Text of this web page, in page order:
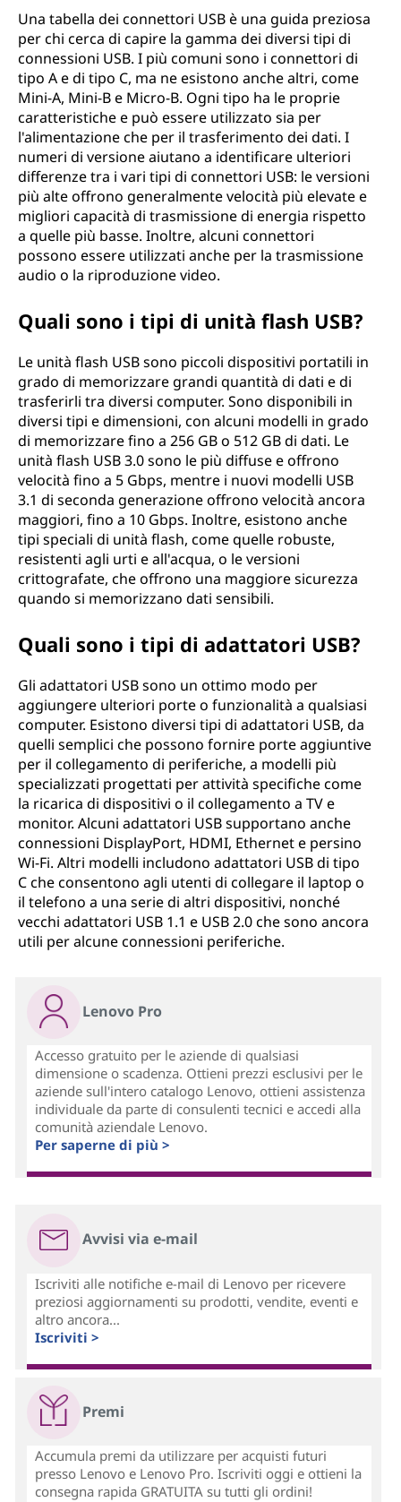
Una tabella dei connettori USB è una guida preziosa
per chi cerca di capire la gamma dei diversi tipi di
connessioni USB. I più comuni sono i connettori di
tipo A e di tipo C, ma ne esistono anche altri, come
Mini-A, Mini-B e Micro-B. Ogni tipo ha le proprie
caratteristiche e può essere utilizzato sia per
l'alimentazione che per il trasferimento dei dati. I
numeri di versione aiutano a identificare ulteriori
differenze tra i vari tipi di connettori USB: le versioni
più alte offrono generalmente velocità più elevate e
migliori capacità di trasmissione di energia rispetto
a quelle più basse. Inoltre, alcuni connettori
possono essere utilizzati anche per la trasmissione
audio o la riproduzione video.
Quali sono i tipi di unità flash USB?
Le unità flash USB sono piccoli dispositivi portatili in
grado di memorizzare grandi quantità di dati e di
trasferirli tra diversi computer. Sono disponibili in
diversi tipi e dimensioni, con alcuni modelli in grado
di memorizzare fino a 256 GB o 512 GB di dati. Le
unità flash USB 3.0 sono le più diffuse e offrono
velocità fino a 5 Gbps, mentre i nuovi modelli USB
3.1 di seconda generazione offrono velocità ancora
maggiori, fino a 10 Gbps. Inoltre, esistono anche
tipi speciali di unità flash, come quelle robuste,
resistenti agli urti e all'acqua, o le versioni
crittografate, che offrono una maggiore sicurezza
quando si memorizzano dati sensibili.
Quali sono i tipi di adattatori USB?
Gli adattatori USB sono un ottimo modo per
aggiungere ulteriori porte o funzionalità a qualsiasi
computer. Esistono diversi tipi di adattatori USB, da
quelli semplici che possono fornire porte aggiuntive
per il collegamento di periferiche, a modelli più
specializzati progettati per attività specifiche come
la ricarica di dispositivi o il collegamento a TV e
monitor. Alcuni adattatori USB supportano anche
connessioni DisplayPort, HDMI, Ethernet e persino
Wi-Fi. Altri modelli includono adattatori USB di tipo
C che consentono agli utenti di collegare il laptop o
il telefono a una serie di altri dispositivi, nonché
vecchi adattatori USB 1.1 e USB 2.0 che sono ancora
utili per alcune connessioni periferiche.
Lenovo Pro
Accesso gratuito per le aziende di qualsiasi
dimensione o scadenza. Ottieni prezzi esclusivi per le
aziende sull'intero catalogo Lenovo, ottieni assistenza
individuale da parte di consulenti tecnici e accedi alla
comunità aziendale Lenovo.
Per saperne di più >
Avvisi via e-mail
Iscriviti alle notifiche e-mail di Lenovo per ricevere
preziosi aggiornamenti su prodotti, vendite, eventi e
altro ancora...
Iscriviti >
Premi
Accumula premi da utilizzare per acquisti futuri
presso Lenovo e Lenovo Pro. Iscriviti oggi e ottieni la
consegna rapida GRATUITA su tutti gli ordini!